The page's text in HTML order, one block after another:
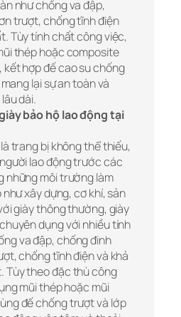
như chống va đập,
trượt, chống tĩnh điện
Tùy tính chất công việc,
thép hoặc composite
kết hợp đế cao su chống
lại sự an toàn và
dài.
bảo hộ lao động tại
trang bị không thể thiếu,
lao động trước các
những môi trường làm
xây dựng, cơ khí, sản
giày thông thường, giày
dụng với nhiều tính
va đập, chống đinh
chống tĩnh điện và khả
Tùy theo đặc thù công
mũi thép hoặc mũi
đế chống trượt và lớp